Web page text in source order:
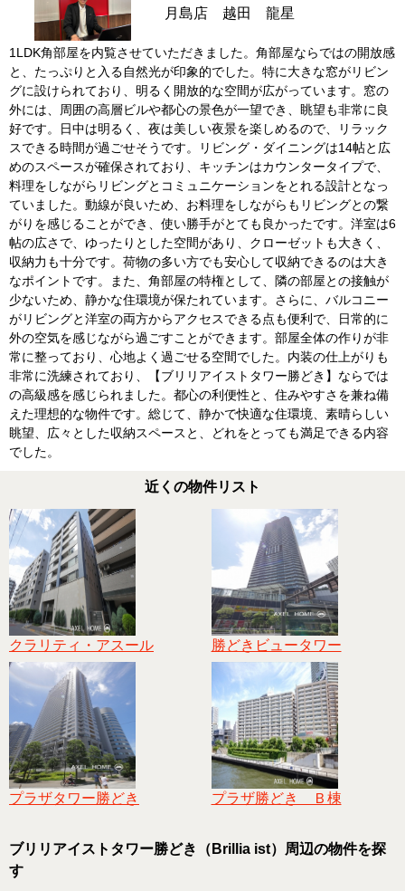
月島店 越田 龍星
1LDK角部屋を内覧させていただきました。角部屋ならではの開放感
と、たっぷりと入る自然光が印象的でした。特に大きな窓がリビン
グに設けられており、明るく開放的な空間が広がっています。窓の
外には、周囲の高層ビルや都心の景色が一望でき、眺望も非常に良
好です。日中は明るく、夜は美しい夜景を楽しめるので、リラック
スできる時間が過ごせそうです。リビング・ダイニングは14帖と広
めのスペースが確保されており、キッチンはカウンタータイプで、
料理をしながらリビングとコミュニケーションをとれる設計となっ
ていました。動線が良いため、お料理をしながらもリビングとの繋
がりを感じることができ、使い勝手がとても良かったです。洋室は6
帖の広さで、ゆったりとした空間があり、クローゼットも大きく、
収納力も十分です。荷物の多い方でも安心して収納できるのは大き
なポイントです。また、角部屋の特権として、隣の部屋との接触が
少ないため、静かな住環境が保たれています。さらに、バルコニー
がリビングと洋室の両方からアクセスできる点も便利で、日常的に
外の空気を感じながら過ごすことができます。部屋全体の作りが非
常に整っており、心地よく過ごせる空間でした。内装の仕上がりも
非常に洗練されており、【ブリリアイストタワー勝どき】ならでは
の高級感を感じられました。都心の利便性と、住みやすさを兼ね備
えた理想的な物件です。総じて、静かで快適な住環境、素晴らしい
眺望、広々とした収納スペースと、どれをとっても満足できる内容
でした。
近くの物件リスト
クラリティ・アスール 勝どきビュータワー
プラザタワー勝どき プラザ勝どき Ｂ棟
ブリリアイストタワー勝どき（Brillia ist）周辺の物件を探
す